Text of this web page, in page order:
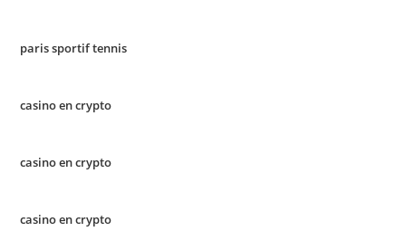
paris sportif tennis
casino en crypto
casino en crypto
casino en crypto